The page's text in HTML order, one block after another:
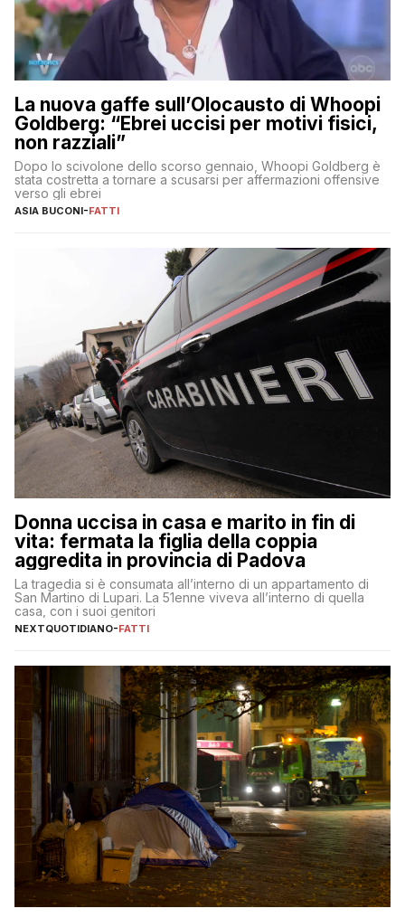
La nuova gaffe sull’Olocausto di Whoopi
Goldberg: “Ebrei uccisi per motivi fisici,
non razziali”
Dopo lo scivolone dello scorso gennaio, Whoopi Goldberg è
stata costretta a tornare a scusarsi per affermazioni offensive
verso gli ebrei
ASIA BUCONI-FATTI
Donna uccisa in casa e marito in fin di
vita: fermata la figlia della coppia
aggredita in provincia di Padova
La tragedia si è consumata all’interno di un appartamento di
San Martino di Lupari. La 51enne viveva all’interno di quella
casa, con i suoi genitori
NEXTQUOTIDIANO-FATTI